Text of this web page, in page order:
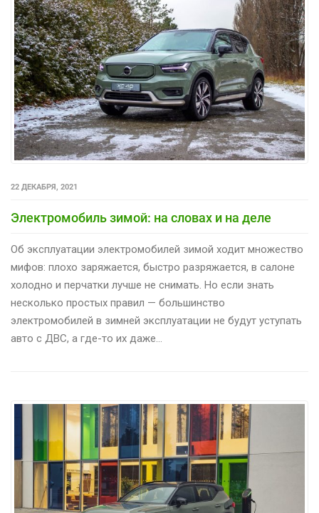
22 ДЕКАБРЯ, 2021
Электромобиль зимой: на словах и на деле
Об эксплуатации электромобилей зимой ходит множество
мифов: плохо заряжается, быстро разряжается, в салоне
холодно и перчатки лучше не снимать. Но если знать
несколько простых правил — большинство
электромобилей в зимней эксплуатации не будут уступать
авто с ДВС, а где-то их даже…